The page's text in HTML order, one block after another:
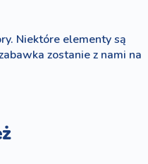
Niektóre elementy są
zostanie z nami na